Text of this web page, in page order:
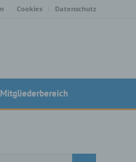
Cookies Datenschutz
Mitgliederbereich